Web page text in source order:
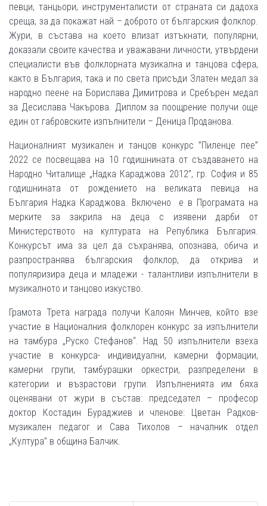
певци, танцьори, инструменталисти от страната си дадоха
среща, за да покажат най – доброто от българския фолклор.
Жури, в състава на което влизат изтъкнати, популярни,
доказали своите качества и уважавани личности, утвърдени
специалисти във фолклорната музикална и танцова сфера,
както в България, така и по света присъди Златен медал за
народно пеене на Борислава Димитрова и Сребърен медал
за Десислава Чакърова. Диплом за поощрение получи още
един от габровските изпълнители – Деница Проданова.
Националният музикален и танцов конкурс ”Пиленце пее”
2022 се посвещава на 10 годишнината от създаването на
Народно Читалище „Надка Караджова 2012”, гр. София и 85
годишнината от рождението на великата певица на
България Надка Караджова. Включено е в Програмата на
мерките за закрила на деца с изявени дарби от
Министерството на културата на Република България.
Конкурсът има за цел да съхранява, опознава, обича и
разпространява българския фолклор, да открива и
популяризира деца и младежи - талантливи изпълнители в
музикалното и танцово изкуство.
Грамота Трета награда получи Калоян Минчев, който взе
участие в Националния фолклорен конкурс за изпълнители
на тамбура „Руско Стефанов“. Над 50 изпълнители взеха
участие в конкурса- индивидуални, камерни формации,
камерни групи, тамбурашки оркестри, разпределени в
категории и възрастови групи. Изпълненията им бяха
оценявани от жури в състав: председател – професор
доктор Костадин Бураджиев и членове: Цветан Радков-
музикален педагог и Сава Тихолов – началник отдел
„Култура” в община Балчик.